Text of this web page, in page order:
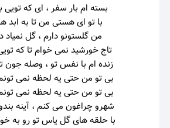
بسته ام بار سفر ، ای که تویی
با تو ای هستی من تا به ابد
من گلستونو دارم ، گل نمیاد
تاج خورشید نمی خوام تا که
زنده ام با نفس تو ، وصله جون
بی تو من حتی یه لحظه نمی
بی تو من حتی یه لحظه نمی
شهرو چراغون می کنم ، آینه
با حلقه های گل یاس تو رو به